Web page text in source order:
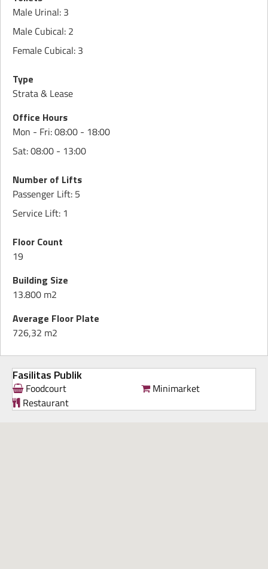
Male Urinal: 3
Male Cubical: 2
Female Cubical: 3
Type
Strata & Lease
Office Hours
Mon - Fri: 08:00 - 18:00
Sat: 08:00 - 13:00
Number of Lifts
Passenger Lift: 5
Service Lift: 1
Floor Count
19
Building Size
13.800 m2
Average Floor Plate
726,32 m2
Fasilitas Publik
Foodcourt
Restaurant
Minimarket